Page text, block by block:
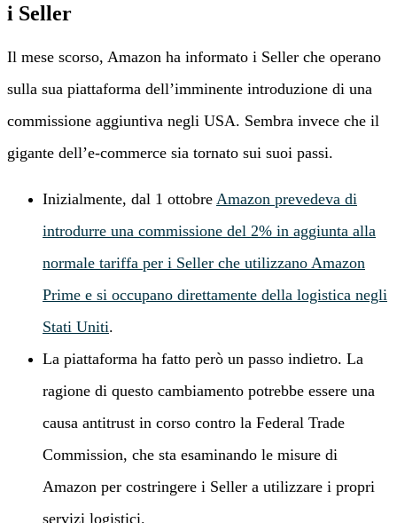
i Seller
Il mese scorso, Amazon ha informato i Seller che operano
sulla sua piattaforma dell’imminente introduzione di una
commissione aggiuntiva negli USA. Sembra invece che il
gigante dell’e-commerce sia tornato sui suoi passi.
Inizialmente, dal 1 ottobre Amazon prevedeva di
introdurre una commissione del 2% in aggiunta alla
normale tariffa per i Seller che utilizzano Amazon
Prime e si occupano direttamente della logistica negli
Stati Uniti.
La piattaforma ha fatto però un passo indietro. La
ragione di questo cambiamento potrebbe essere una
causa antitrust in corso contro la Federal Trade
Commission, che sta esaminando le misure di
Amazon per costringere i Seller a utilizzare i propri
servizi logistici.